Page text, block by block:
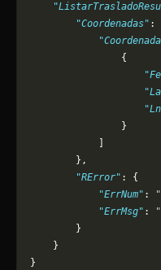
        "Coordenadas"
:
                {
                }
        },
        "RError"
: {
            "ErrNum"
:
            "ErrMsg"
:
        }
    }
}